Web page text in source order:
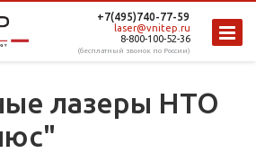
+7(495)740-77-59
laser@vnitep.ru
8-800-100-52-36
(бесплатный звонок по России)
лазеры НТО